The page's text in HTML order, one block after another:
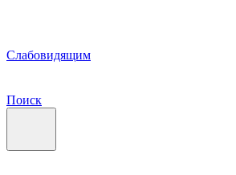
Слабовидящим
Поиск